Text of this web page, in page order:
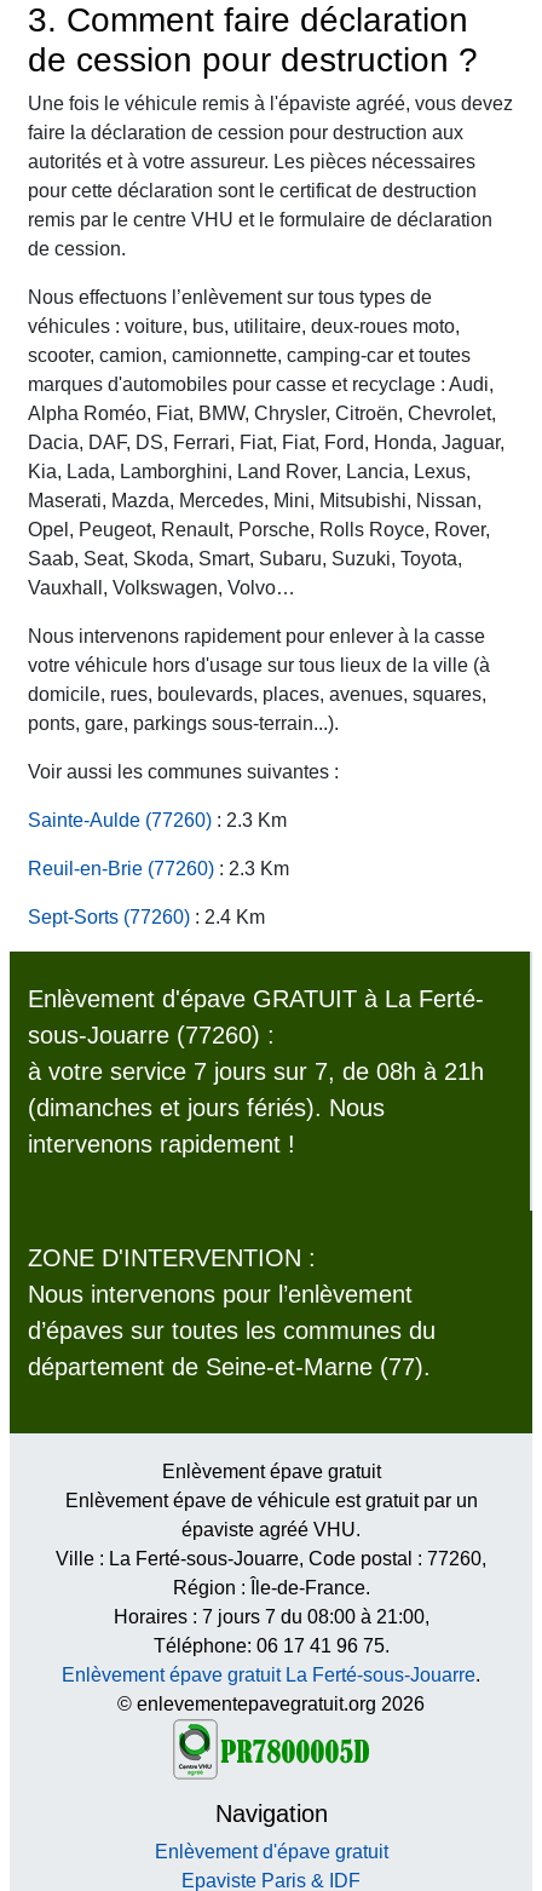
3. Comment faire déclaration
de cession pour destruction ?
Une fois le véhicule remis à l'épaviste agréé, vous devez
faire la déclaration de cession pour destruction aux
autorités et à votre assureur. Les pièces nécessaires
pour cette déclaration sont le certificat de destruction
remis par le centre VHU et le formulaire de déclaration
de cession.
Nous effectuons l’enlèvement sur tous types de
véhicules : voiture, bus, utilitaire, deux-roues moto,
scooter, camion, camionnette, camping-car et toutes
marques d'automobiles pour casse et recyclage : Audi,
Alpha Roméo, Fiat, BMW, Chrysler, Citroën, Chevrolet,
Dacia, DAF, DS, Ferrari, Fiat, Fiat, Ford, Honda, Jaguar,
Kia, Lada, Lamborghini, Land Rover, Lancia, Lexus,
Maserati, Mazda, Mercedes, Mini, Mitsubishi, Nissan,
Opel, Peugeot, Renault, Porsche, Rolls Royce, Rover,
Saab, Seat, Skoda, Smart, Subaru, Suzuki, Toyota,
Vauxhall, Volkswagen, Volvo…
Nous intervenons rapidement pour enlever à la casse
votre véhicule hors d'usage sur tous lieux de la ville (à
domicile, rues, boulevards, places, avenues, squares,
ponts, gare, parkings sous-terrain...).
Voir aussi les communes suivantes :
Sainte-Aulde (77260) : 2.3 Km
Reuil-en-Brie (77260) : 2.3 Km
Sept-Sorts (77260) : 2.4 Km
Enlèvement d'épave GRATUIT à La Ferté-
sous-Jouarre (77260) :
à votre service 7 jours sur 7, de 08h à 21h
(dimanches et jours fériés). Nous
intervenons rapidement !
ZONE D'INTERVENTION :
Nous intervenons pour l’enlèvement
d’épaves sur toutes les communes du
département de Seine-et-Marne (77).
Enlèvement épave gratuit
Enlèvement épave de véhicule est gratuit par un
épaviste agréé VHU.
Ville : La Ferté-sous-Jouarre, Code postal : 77260,
Région :
Île-de-France.
Horaires : 7 jours 7 du 08:00 à 21:00,
Téléphone: 06 17 41 96 75.
Enlèvement épave gratuit La Ferté-sous-Jouarre.
© enlevementepavegratuit.org 2026
Navigation
Enlèvement d'épave gratuit
Epaviste Paris & IDF